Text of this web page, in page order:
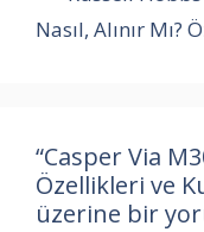
Nasıl, Alınır Mı?
“Casper Via
Özellikleri ve
üzerine bir